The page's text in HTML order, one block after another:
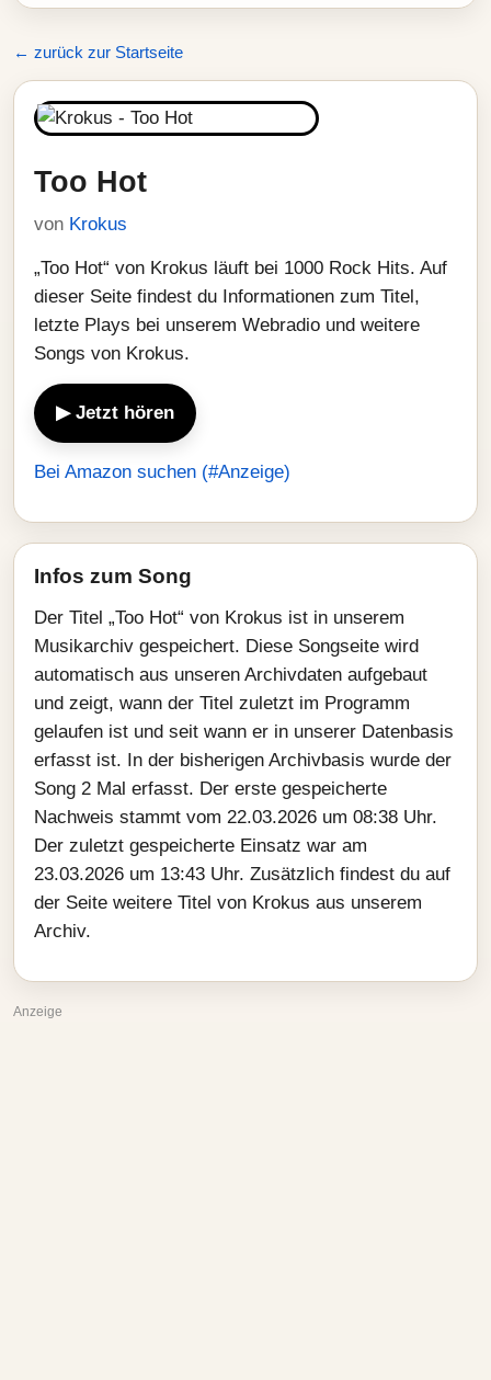
← zurück zur Startseite
Too Hot
von Krokus
„Too Hot“ von Krokus läuft bei 1000 Rock Hits. Auf
dieser Seite findest du Informationen zum Titel,
letzte Plays bei unserem Webradio und weitere
Songs von Krokus.
▶ Jetzt hören
Bei Amazon suchen (#Anzeige)
Infos zum Song
Der Titel „Too Hot“ von Krokus ist in unserem
Musikarchiv gespeichert. Diese Songseite wird
automatisch aus unseren Archivdaten aufgebaut
und zeigt, wann der Titel zuletzt im Programm
gelaufen ist und seit wann er in unserer Datenbasis
erfasst ist. In der bisherigen Archivbasis wurde der
Song 2 Mal erfasst. Der erste gespeicherte
Nachweis stammt vom 22.03.2026 um 08:38 Uhr.
Der zuletzt gespeicherte Einsatz war am
23.03.2026 um 13:43 Uhr. Zusätzlich findest du auf
der Seite weitere Titel von Krokus aus unserem
Archiv.
Anzeige